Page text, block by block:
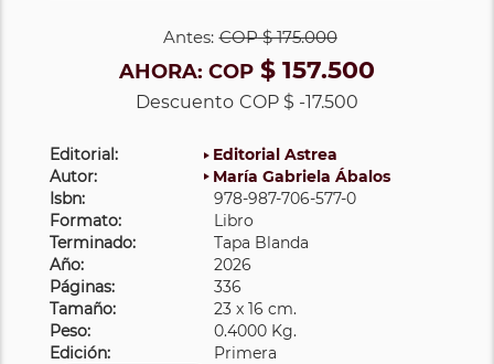
Antes: COP$ 175.000
AHORA: COP $ 157.500
Descuento COP $ -17.500
Editorial:
Editorial Astrea
Autor:
María Gabriela Ábalos
Isbn:
978-987-706-577-0
Formato:
Libro
Terminado:
Tapa Blanda
Año:
2026
Páginas:
336
Tamaño:
23 x 16 cm.
Peso:
0.4000 Kg.
Edición:
Primera